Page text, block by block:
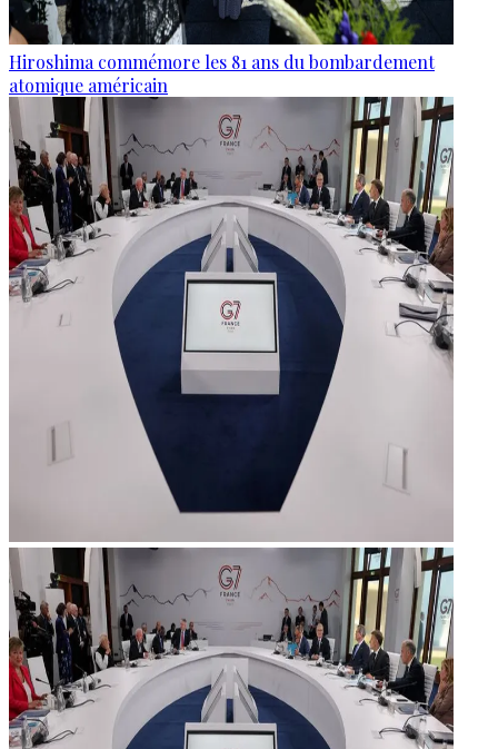
Hiroshima commémore les 81 ans du bombardement
atomique américain